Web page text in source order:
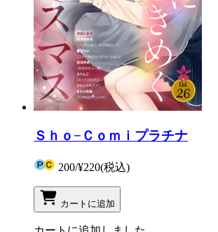
Ｓｈｏ−Ｃｏｍｉプラチナ
200/¥220(税込)
カートに追加